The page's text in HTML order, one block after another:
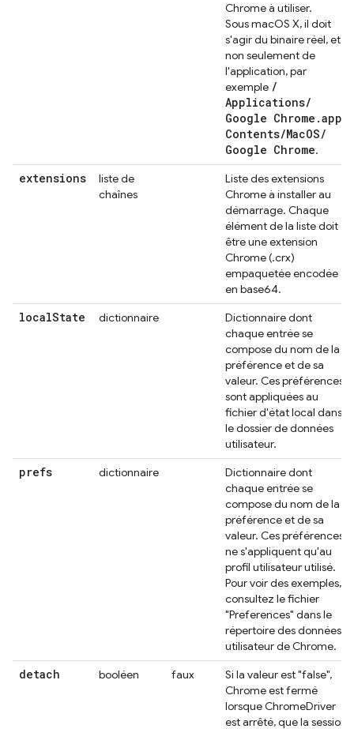
Chrome à utiliser.
Sous macOS X, il doit
s'agir du binaire réel, et
non seulement de
l'application, par
exemple /
Applications/
Google Chrome .app
Contents/MacOS/
Google Chrome.
extensions
liste de
chaînes
Liste des extensions
Chrome à installer au
démarrage. Chaque
élément de la liste doit
être une extension
Chrome (.crx)
empaquetée encodée
en base64.
localState dictionnaire
Dictionnaire dont
chaque entrée se
compose du nom de la
préférence et de sa
valeur. Ces préférences
sont appliquées au
fichier d'état local dans
le dossier de données
utilisateur.
prefs dictionnaire
Dictionnaire dont
chaque entrée se
compose du nom de la
préférence et de sa
valeur. Ces préférences
ne s'appliquent qu'au
profil utilisateur utilisé.
Pour voir des exemples,
consultez le fichier
"Preferences" dans le
répertoire des données
utilisateur de Chrome.
detach booléen faux
Si la valeur est "false",
Chrome est fermé
lorsque ChromeDriver
est arrêté, que la session